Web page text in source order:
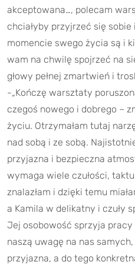
akceptowana…, polecam
chciałyby przyjrzeć się
momencie swego życia są i
wam na chwilę spojrzeć na
głowy pełnej zmartwień i
-„Kończę warsztaty
czegoś nowego i dobrego –
życiu. Otrzymałam tutaj
nad sobą i ze sobą.
przyjazna i bezpieczna
wymaga wiele czułości,
znalazłam i dzięki temu
a Kamila w delikatny i czuły
Jej osobowość sprzyja pracy
naszą uwagę na nas
przyjazna, a do tego